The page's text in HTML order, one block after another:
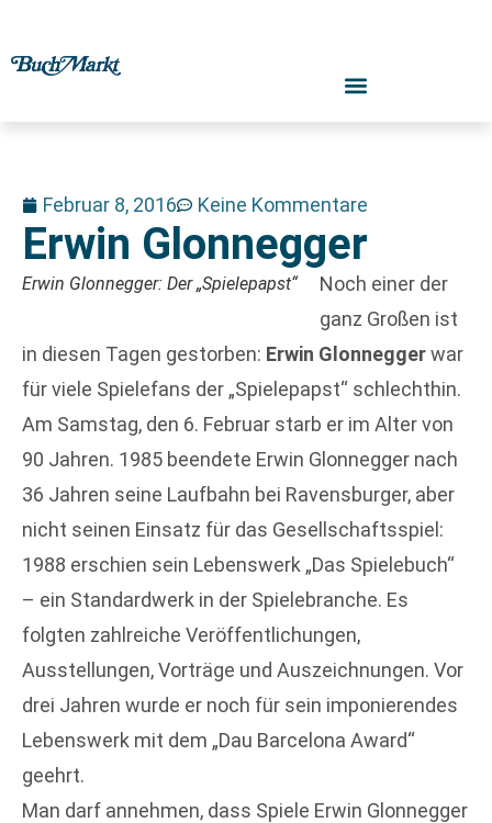
Februar 8, 2016 Keine Kommentare
Erwin Glonnegger
Erwin Glonnegger: Der „Spielepapst“
Noch einer der
ganz Großen ist
in diesen Tagen gestorben: Erwin Glonneggerwar
für viele Spielefans der „Spielepapst“ schlechthin.
Am Samstag, den 6. Februar starb er im Alter von
90 Jahren. 1985 beendete Erwin Glonnegger nach
36 Jahren seine Laufbahn bei Ravensburger, aber
nicht seinen Einsatz für das Gesellschaftsspiel:
1988 erschien sein Lebenswerk „Das Spielebuch“
– ein Standardwerk in der Spielebranche. Es
folgten zahlreiche Veröffentlichungen,
Ausstellungen, Vorträge und Auszeichnungen. Vor
drei Jahren wurde er noch für sein imponierendes
Lebenswerk mit dem „Dau Barcelona Award“
geehrt.
Man darf annehmen, dass Spiele Erwin Glonnegger